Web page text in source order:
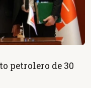
petrolero de 30